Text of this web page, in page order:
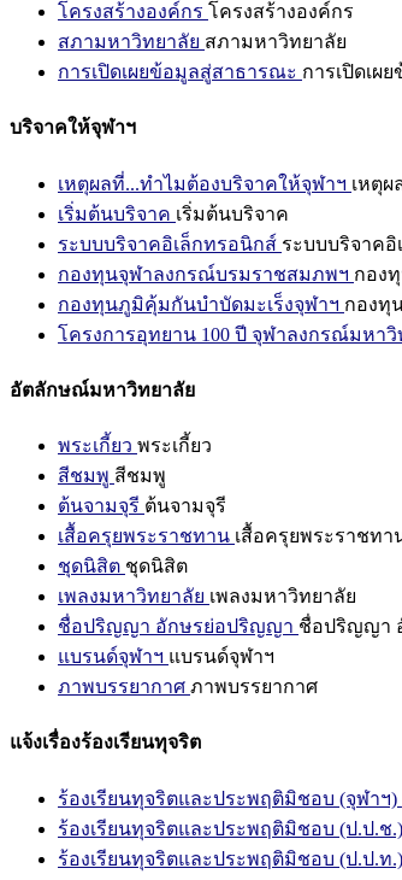
โครงสร้างองค์กร โครงสร้างองค์กร
สภามหาวิทยาลัย สภามหาวิทยาลัย
การเปิดเผยข้อมูลสู่สาธารณะ การเปิดเผ
บริจาคให้จุฬาฯ
เหตุผลที่...ทำไมต้องบริจาคให้จุฬาฯ เหตุผ
เริ่มต้นบริจาค เริ่มต้นบริจาค
ระบบบริจาคอิเล็กทรอนิกส์ ระบบบริจาค
กองทุนจุฬาลงกรณ์บรมราชสมภพฯ กอง
กองทุนภูมิคุ้มกันบำบัดมะเร็งจุฬาฯ กองทุ
โครงการอุทยาน 100 ปี จุฬาลงกรณ์มหาวิ
อัตลักษณ์มหาวิทยาลัย
พระเกี้ยว พระเกี้ยว
สีชมพู สีชมพู
ต้นจามจุรี ต้นจามจุรี
เสื้อครุยพระราชทาน เสื้อครุยพระราชทา
ชุดนิสิต ชุดนิสิต
เพลงมหาวิทยาลัย เพลงมหาวิทยาลัย
ชื่อปริญญา อักษรย่อปริญญา ชื่อปริญญา
แบรนด์จุฬาฯ แบรนด์จุฬาฯ
ภาพบรรยากาศ ภาพบรรยากาศ
แจ้งเรื่องร้องเรียนทุจริต
ร้องเรียนทุจริตและประพฤติมิชอบ (จุฬาฯ)
ร้องเรียนทุจริตและประพฤติมิชอบ (ป.ป.ช.)
ร้องเรียนทุจริตและประพฤติมิชอบ (ป.ป.ท.)